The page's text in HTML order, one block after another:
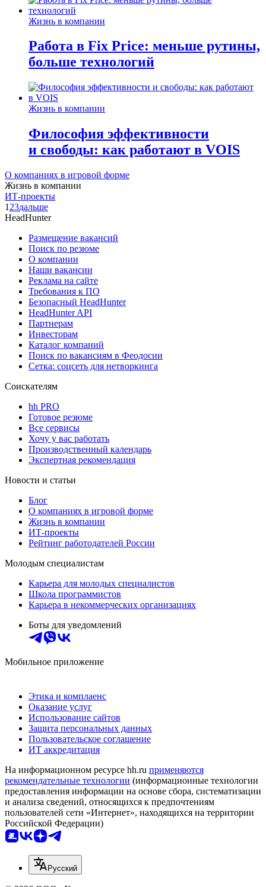
Жизнь в компании
Работа в Fix Price: меньше рутины,
больше технологий
Жизнь в компании
Философия эффективности
и свободы: как работают в VOIS
О компаниях в игровой форме
Жизнь в компании
ИТ-проекты
1 23дальше
HeadHunter
Размещение вакансий
Поиск по резюме
О компании
Наши вакансии
Реклама на сайте
Требования к ПО
Безопасный HeadHunter
HeadHunter API
Партнерам
Инвесторам
Каталог компаний
Поиск по вакансиям в Феодосии
Сетка: соцсеть для нетворкинга
Соискателям
hh PRO
Готовое резюме
Все сервисы
Хочу у вас работать
Производственный календарь
Экспертная рекомендация
Новости и статьи
Блог
О компаниях в игровой форме
Жизнь в компании
ИТ-проекты
Рейтинг работодателей России
Молодым специалистам
Карьера для молодых специалистов
Школа программистов
Карьера в некоммерческих организациях
Боты для уведомлений
Мобильное приложение
Этика и комплаенс
Оказание услуг
Использование сайтов
Защита персональных данных
Пользовательское соглашение
ИТ аккредитация
На информационном ресурсе hh.ru применяются
рекомендательные технологии (информационные технологии
предоставления информации на основе сбора, систематизации
и анализа сведений, относящихся к предпочтениям
пользователей сети «Интернет», находящихся на территории
Российской Федерации)
Русский